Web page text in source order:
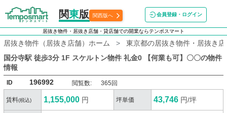
関東版 関西版へ 会員登録・ログイン
居抜き物件・居抜き店舗・貸店舗での開業ならテンポスマート
居抜き物件（居抜き店舗）ホーム
東京都の居抜き物件・居抜き
国分寺駅 徒歩3分 1F スケルトン物件 礼金0 【何業も可】〇〇の物件
情報
ID 196992 閲覧数: 365回
賃料(税込) 1,155,000 円 坪単価 43,746 円/坪